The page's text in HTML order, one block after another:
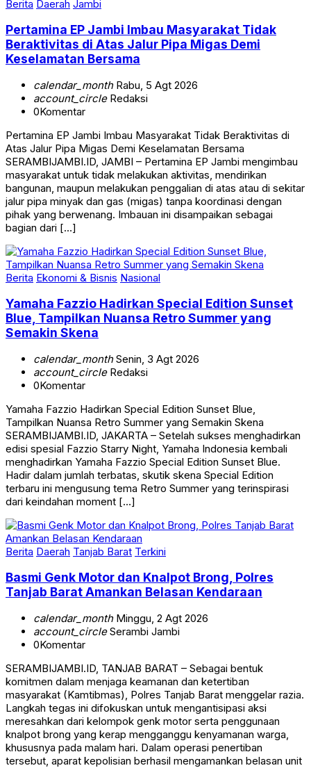
Beraktivitas di Atas Jalur Pipa Migas Demi
Keselamatan Bersama
account_circleRedaksi
0Komentar
Atas Jalur Pipa Migas Demi Keselamatan Bersama
SERAMBIJAMBI.ID, JAMBI – Pertamina EP Jambi mengimbau
masyarakat untuk tidak melakukan aktivitas, mendirikan
bangunan, maupun melakukan penggalian di atas atau di sekitar
jalur pipa minyak dan gas (migas) tanpa koordinasi dengan
pihak yang berwenang. Imbauan ini disampaikan sebagai
bagian dari […]
Berita Ekonomi & Bisnis Nasional
Blue, Tampilkan Nuansa Retro Summer yang
Semakin Skena
account_circleRedaksi
0Komentar
Tampilkan Nuansa Retro Summer yang Semakin Skena
SERAMBIJAMBI.ID, JAKARTA – Setelah sukses menghadirkan
edisi spesial Fazzio Starry Night, Yamaha Indonesia kembali
menghadirkan Yamaha Fazzio Special Edition Sunset Blue.
Hadir dalam jumlah terbatas, skutik skena Special Edition
terbaru ini mengusung tema Retro Summer yang terinspirasi
dari keindahan moment […]
Berita Daerah Tanjab Barat Terkini
Tanjab Barat Amankan Belasan Kendaraan
account_circleSerambi Jambi
0Komentar
komitmen dalam menjaga keamanan dan ketertiban
masyarakat (Kamtibmas), Polres Tanjab Barat menggelar razia.
Langkah tegas ini difokuskan untuk mengantisipasi aksi
meresahkan dari kelompok genk motor serta penggunaan
knalpot brong yang kerap mengganggu kenyamanan warga,
khususnya pada malam hari. Dalam operasi penertiban
tersebut, aparat kepolisian berhasil mengamankan belasan unit
kendaraan […]